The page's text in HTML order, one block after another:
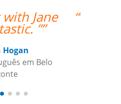
happy with
love our
Tschanz
Belo Horizonte